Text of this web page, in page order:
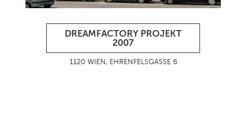
DREAMFACTORY PROJEKT
2007
1120 WIEN, EHRENFELSGASSE 6